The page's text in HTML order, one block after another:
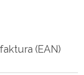
(EAN)